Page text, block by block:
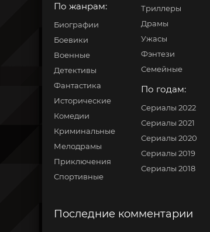
По жанрам:
Биографии
Боевики
Военные
Детективы
Фантастика
Исторические
Комедии
Криминальные
Мелодрамы
Приключения
Спортивные
Триллеры
Драмы
Ужасы
Фэнтези
Семейные
По годам:
Сериалы 2022
Сериалы 2021
Сериалы 2020
Сериалы 2019
Сериалы 2018
Последние комментарии